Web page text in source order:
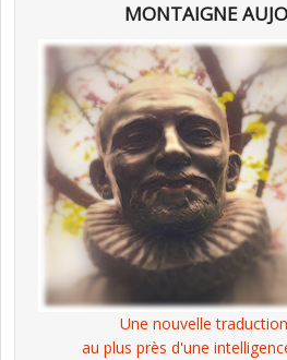
MONTAIGNE
Une nouvelle
au plus près d'une